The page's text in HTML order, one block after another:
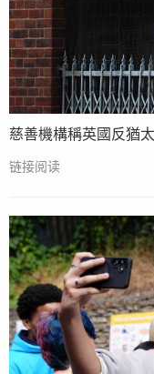
慈善機構稱英國反猶
链接阅读